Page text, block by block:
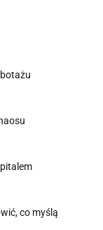
co myślą